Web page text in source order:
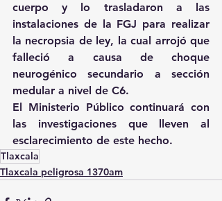
cuerpo y lo trasladaron a las
instalaciones de la FGJ para realizar
la necropsia de ley, la cual arrojó que
falleció a causa de choque
neurogénico secundario a sección
medular a nivel de C6.
El Ministerio Público continuará con
las investigaciones que lleven al
esclarecimiento de este hecho.
Tlaxcala
Tlaxcala peligrosa 1370am